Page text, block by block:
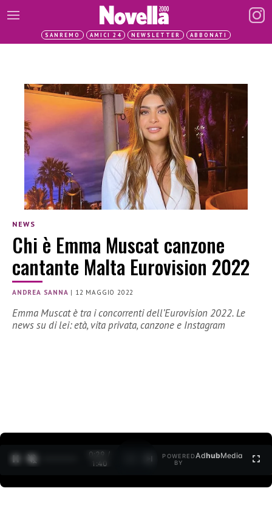
SANREMO AMICI 24 NEWSLETTER ABBONATI
NEWS
Chi è Emma Muscat canzone
cantante Malta Eurovision 2022
ANDREA SANNA | 12 MAGGIO 2022
Emma Muscat è tra i concorrenti dell’Eurovision 2022. Le
news su di lei: età, vita privata, canzone e Instagram
0:30 /
1:40
POWERED
BY
AdhubMedia